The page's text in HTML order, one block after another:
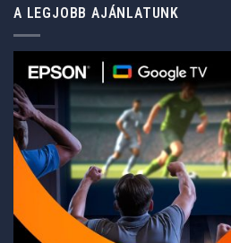
A LEGJOBB AJÁNLATUNK